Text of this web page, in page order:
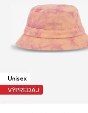
Unisex
VÝPREDAJ